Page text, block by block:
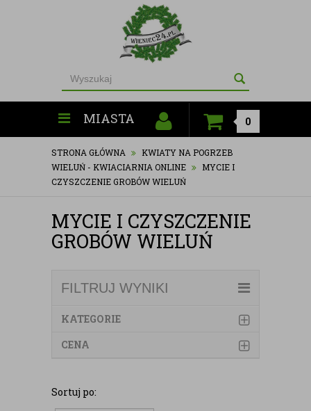
MIASTA 0
STRONA GŁÓWNA
KWIATY NA POGRZEB
WIELUŃ - KWIACIARNIA ONLINE
MYCIE I
CZYSZCZENIE GROBÓW WIELUŃ
MYCIE I CZYSZCZENIE
GROBÓW WIELUŃ
FILTRUJ WYNIKI
KATEGORIE
CENA
Sortuj po: